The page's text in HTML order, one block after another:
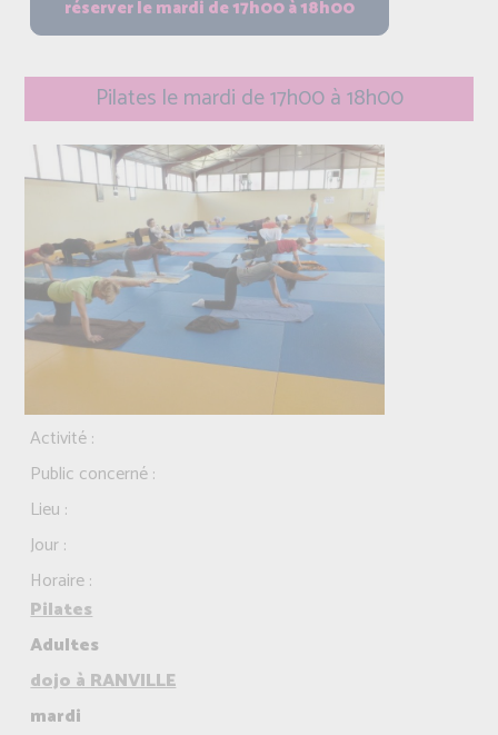
Pilates le mardi de 17h00 à 18h00
Activité :
Public concerné :
Lieu :
Jour :
Horaire :
Pilates
Adultes
dojo à RANVILLE
mardi